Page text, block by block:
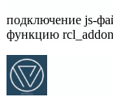
подключение js-
функцию